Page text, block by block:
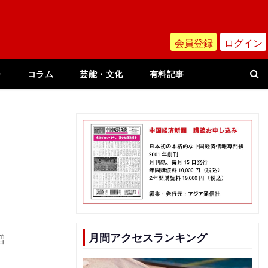
会員登録 ログイン
コラム 芸能・文化 有料記事
月間アクセスランキング